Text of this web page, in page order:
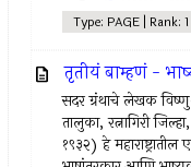
Type: PAGE | Rank:
तृतीयं बाम्हणं -
सदर ग्रंथाचे लेखक
तालुका, रत्नागिरी
१९३२) हे